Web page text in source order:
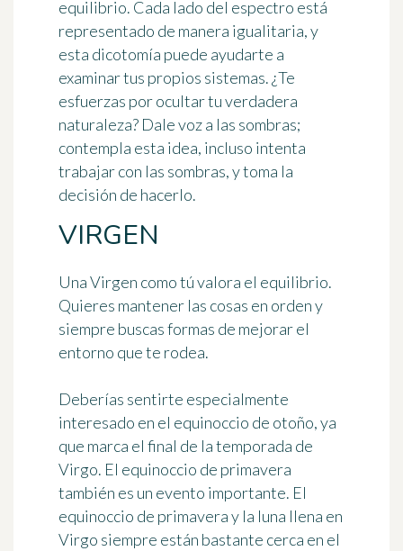
equilibrio. Cada lado del espectro está
representado de manera igualitaria, y
esta dicotomía puede ayudarte a
examinar tus propios sistemas. ¿Te
esfuerzas por ocultar tu verdadera
naturaleza? Dale voz a las sombras;
contempla esta idea, incluso intenta
trabajar con las sombras, y toma la
decisión de hacerlo.
VIRGEN
Una Virgen como tú valora el equilibrio.
Quieres mantener las cosas en orden y
siempre buscas formas de mejorar el
entorno que te rodea.
Deberías sentirte especialmente
interesado en el equinoccio de otoño, ya
que marca el final de la temporada de
Virgo. El equinoccio de primavera
también es un evento importante. El
equinoccio de primavera y la luna llena en
Virgo siempre están bastante cerca en el